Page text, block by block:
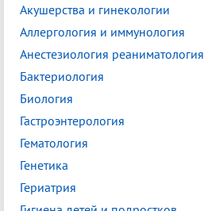
Акушерства и гинекологии
Аллергология и иммунология
Анестезиология реаниматология
Бактериология
Биология
Гастроэнтерология
Гематология
Генетика
Гериатрия